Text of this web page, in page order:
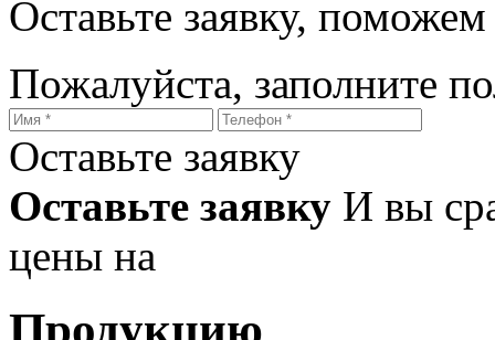
Оставьте заявку,
Пожалуйста, заполните
Оставьте заявку
Оставьте заявку И вы
цены на
Продукцию